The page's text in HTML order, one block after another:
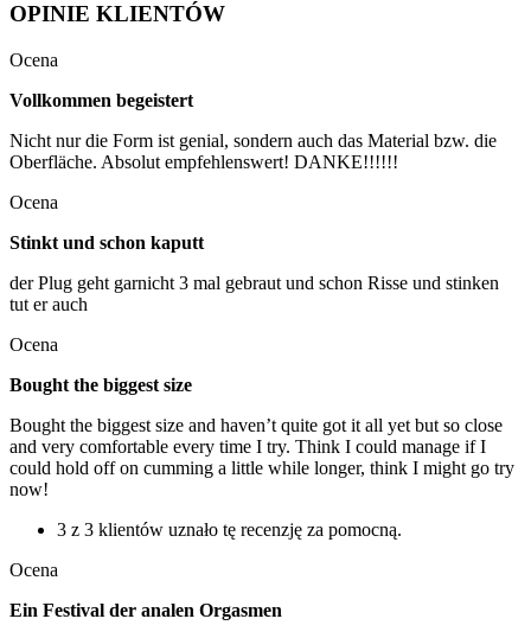
OPINIE KLIENTÓW
Ocena
Vollkommen begeistert
Nicht nur die Form ist genial, sondern auch das Material bzw. die
Oberfläche. Absolut empfehlenswert! DANKE!!!!!!
Ocena
Stinkt und schon kaputt
der Plug geht garnicht 3 mal gebraut und schon Risse und stinken
tut er auch
Ocena
Bought the biggest size
Bought the biggest size and haven’t quite got it all yet but so close
and very comfortable every time I try. Think I could manage if I
could hold off on cumming a little while longer, think I might go try
now!
3 z 3 klientów uznało tę recenzję za pomocną.
Ocena
Ein Festival der analen Orgasmen